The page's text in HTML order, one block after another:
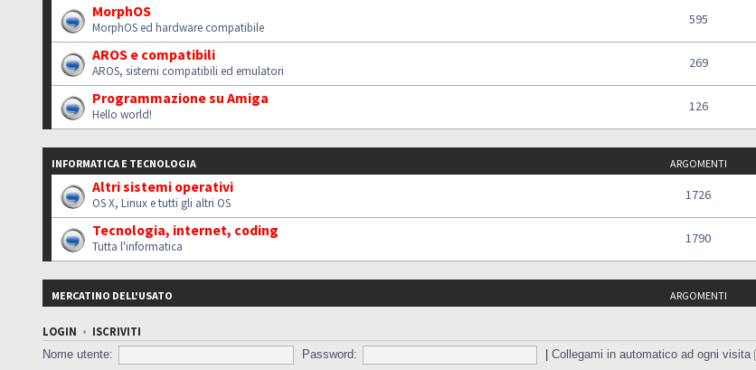
MorphOS
MorphOS ed hardware compatibile
595
AROS e compatibili
AROS, sistemi compatibili ed emulatori
269
Programmazione su Amiga
Hello world!
126
INFORMATICA E TECNOLOGIA ARGOMENTI
Altri sistemi operativi
OS X, Linux e tutti gli altri OS
1726
Tecnologia, internet, coding
Tutta l'informatica
1790
MERCATINO DELL'USATO ARGOMENTI
LOGIN • ISCRIVITI
Nome utente:
Password: |Collegami in automatico ad ogni visita